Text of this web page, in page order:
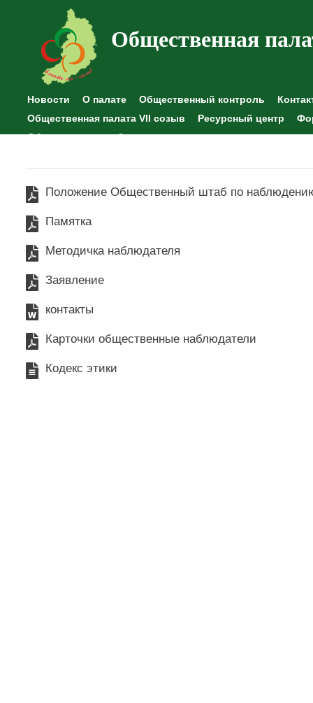
Общественная
Новости О палате Общественный контроль
Общественная палата VII созыв
Ресурсный центр
Общественные наблюдения
Положение Общественный штаб по
Памятка
Методичка наблюдателя
Заявление
контакты
Карточки общественные наблюдатели
Кодекс этики